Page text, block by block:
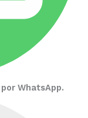
WhatsApp.